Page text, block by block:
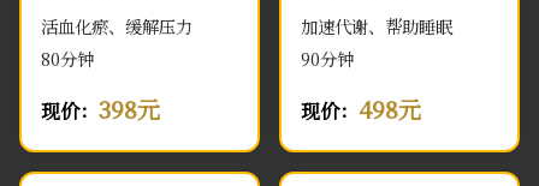
活血化瘀、缓解压力
80分钟
现价： 398元
加速代谢、帮助睡眠
90分钟
现价： 498元